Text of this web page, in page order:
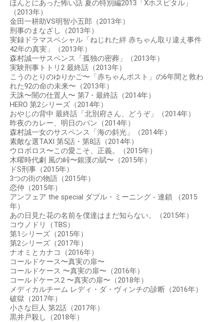
ほんとにあった怖い話 夏の特別編2013「Xホスピタル」
（2013年）
金田一耕助VS明智小五郎（2013年）
刑事のまなざし（2013年）
実録ドラマスペシャル「ねじれた絆 赤ちゃん取り違え事件
42年の真実」（2013年）
森村誠一サスペンス「孤独の密葬」（2013年）
実験刑事トトリ2 最終話（2013年）
こうのとりのゆりかご〜「赤ちゃんポスト」の6年間と救わ
れた92の命の未来〜（2013年）
天誅〜闇の仕置人〜 第7・最終話（2014年）
HERO 第2シリーズ（2014年）
おやじの背中 最終話「北別府さん、どうぞ」（2014年）
昨夜のカレー、明日のパン（2014年）
森村誠一女のサスペンス「海の斜光」（2014年）
素敵な選TAXI 第5話・第8話（2014年）
ウロボロス〜この愛こそ、正義。（2015年）
木曜時代劇 風の峠〜銀漢の賦〜（2015年）
ドS刑事（2015年）
3つの街の物語（2015年）
恋仲（2015年）
アンフェア the special ダブル・ミーニング - 連鎖 （2015
年）
あの日見た花の名前を僕達はまだ知らない。（2015年）
コウノドリ（TBS）
第1シリーズ（2015年）
第2シリーズ（2017年）
ナオミとカナコ（2016年）
コールドケース〜真実の扉〜
コールドケース 〜真実の扉〜（2016年）
コールドケース2 〜真実の扉〜（2018年）
メディカルチーム レディ・ダ・ヴィンチの診断（2016年）
破獄（2017年）
小さな巨人 第2話（2017年）
黒井戸殺し（2018年）